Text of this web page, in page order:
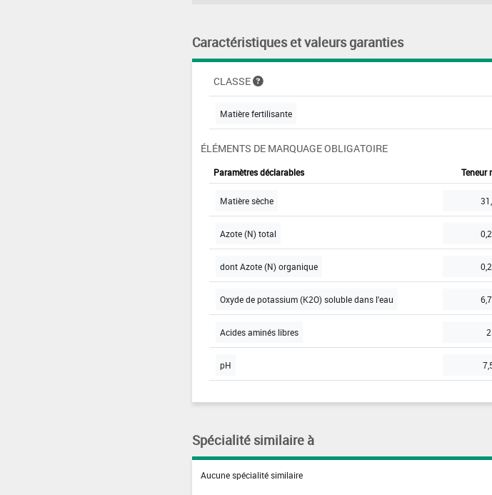
Caractéristiques et valeurs garanties
CLASSE
Matière fertilisante
ÉLÉMENTS DE MARQUAGE OBLIGATOIRE
Paramètres déclarables Teneur
Matière sèche
Azote (N) total
dont Azote (N) organique
Oxyde de potassium (K2O) soluble dans l'eau
Acides aminés libres
pH
Spécialité similaire à
Aucune spécialité similaire